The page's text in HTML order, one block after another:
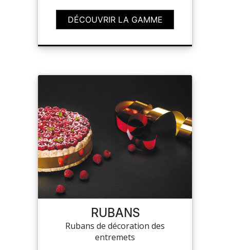
MA COMMANDE
CHEF'S LIST
PORTAIL
SUR-MESURE
DÉCOUVRIR LA GAMME
RUBANS
Rubans de décoration des
entremets